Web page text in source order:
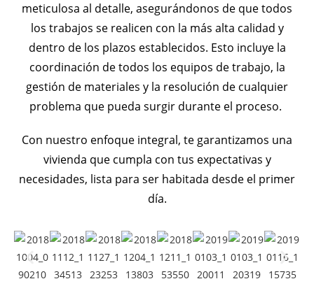
meticulosa al detalle, asegurándonos de que todos
los trabajos se realicen con la más alta calidad y
dentro de los plazos establecidos. Esto incluye la
coordinación de todos los equipos de trabajo, la
gestión de materiales y la resolución de cualquier
problema que pueda surgir durante el proceso.
Con nuestro enfoque integral, te garantizamos una
vivienda que cumpla con tus expectativas y
necesidades, lista para ser habitada desde el primer
día.